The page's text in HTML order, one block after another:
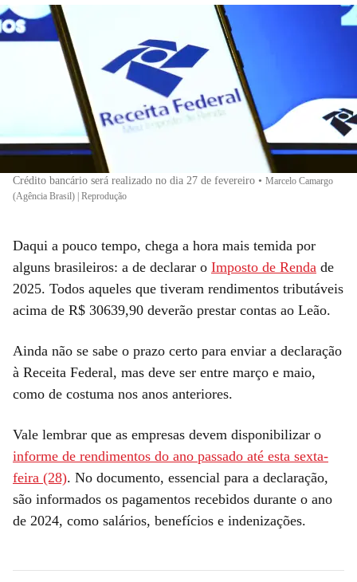
Crédito bancário será realizado no dia 27 de fevereiro • Marcelo Camargo
(Agência Brasil) | Reprodução
Daqui a pouco tempo, chega a hora mais temida por
alguns brasileiros: a de declarar o Imposto de Renda de
2025. Todos aqueles que tiveram rendimentos tributáveis
acima de R$ 30639,90 deverão prestar contas ao Leão.
Ainda não se sabe o prazo certo para enviar a declaração
à Receita Federal, mas deve ser entre março e maio,
como de costuma nos anos anteriores.
Vale lembrar que as empresas devem disponibilizar o
informe de rendimentos do ano passado até esta sexta-
feira (28). No documento, essencial para a declaração,
são informados os pagamentos recebidos durante o ano
de 2024, como salários, benefícios e indenizações.